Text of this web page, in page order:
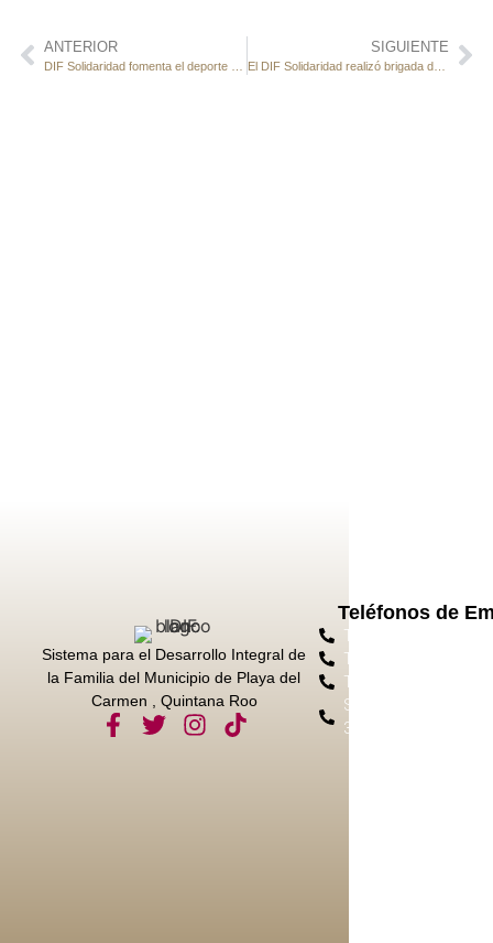
ANTERIOR SIGUIENTE
El DIF Solidaridad realizó brigada de salud en Puerto Aventuras
Sistema para el Desarrollo Integral de
la Familia del Municipio de Playa del
Carmen , Quintana Roo
Teléfonos de
Tel. Protección Civil
Tel. Emergencias 911
Tel. Bomberos 984
Sec. Seg. Ciudadana
3050 Ext. 11028